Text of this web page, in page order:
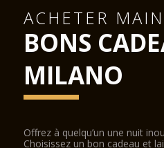
ACHETER
BONS
MILANO
Offrez à quelqu’un une nuit
Choisissez un bon cadeau et